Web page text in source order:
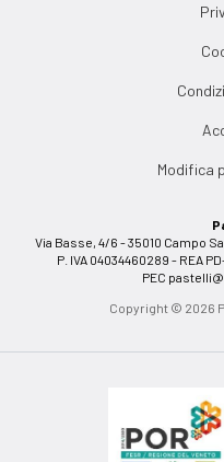
Modifica
Via Basse, 4/6 - 35010 Campo
P. IVA 04034460289 - REA
PEC
Copyright © 2026